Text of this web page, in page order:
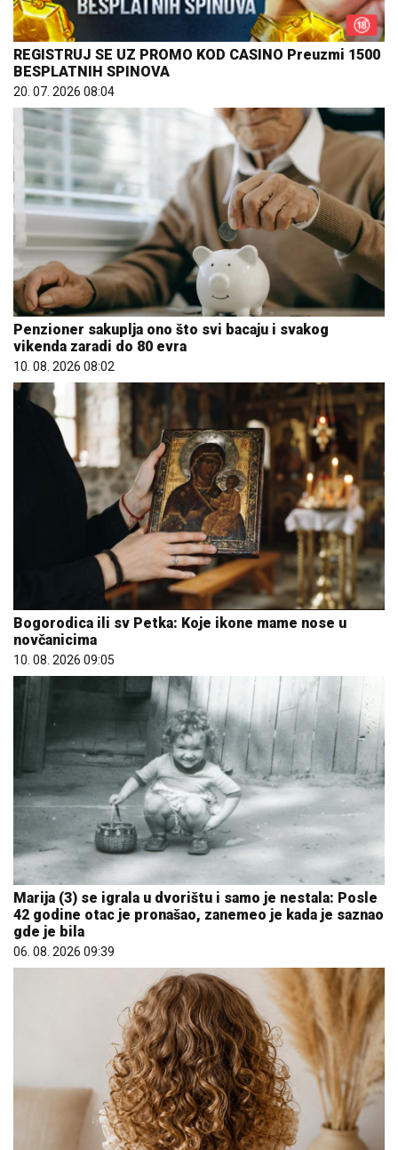
REGISTRUJ SE UZ PROMO KOD CASINO Preuzmi 1500
BESPLATNIH SPINOVA
20. 07. 2026 08:04
Penzioner sakuplja ono što svi bacaju i svakog
vikenda zaradi do 80 evra
10. 08. 2026 08:02
Bogorodica ili sv Petka: Koje ikone mame nose u
novčanicima
10. 08. 2026 09:05
Marija (3) se igrala u dvorištu i samo je nestala: Posle
42 godine otac je pronašao, zanemeo je kada je saznao
gde je bila
06. 08. 2026 09:39